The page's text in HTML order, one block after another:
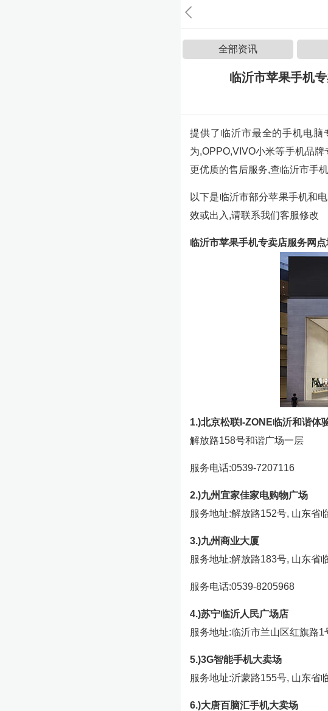
全部资讯
临沂市苹果手机
提供了临沂市最全的手机电
为,OPPO,VIVO小米等手机品
更优质的售后服务,查临沂市手
以下是临沂市部分苹果手机和
效或出入,请联系我们客服修改
临沂市苹果手机专卖店服务网
1.)北京松联I-ZONE临沂和谐体
解放路158号和谐广场一层
服务电话:0539-7207116
2.)九州宜家佳家电购物广场
服务地址:解放路152号, 山东省
3.)九州商业大厦
服务地址:解放路183号, 山东省
服务电话:0539-8205968
4.)苏宁临沂人民广场店
服务地址:临沂市兰山区红旗路1
5.)3G智能手机大卖场
服务地址:沂蒙路155号, 山东省
6.)大唐百脑汇手机大卖场